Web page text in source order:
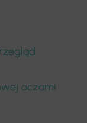
oczami